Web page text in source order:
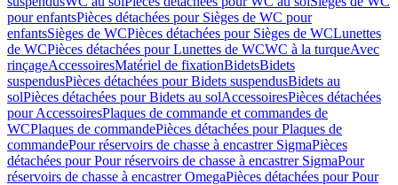
pour enfantsPièces détachées pour Sièges de WC pour
enfantsSièges de WCPièces détachées pour Sièges de WCLunettes
de WCPièces détachées pour Lunettes de WCWC à la turqueAvec
rinçageAccessoiresMatériel de fixationBidetsBidets
suspendusPièces détachées pour Bidets suspendusBidets au
solPièces détachées pour Bidets au solAccessoiresPièces détachées
pour AccessoiresPlaques de commande et commandes de
WCPlaques de commandePièces détachées pour Plaques de
commandePour réservoirs de chasse à encastrer SigmaPièces
détachées pour Pour réservoirs de chasse à encastrer SigmaPour
réservoirs de chasse à encastrer OmegaPièces détachées pour Pour